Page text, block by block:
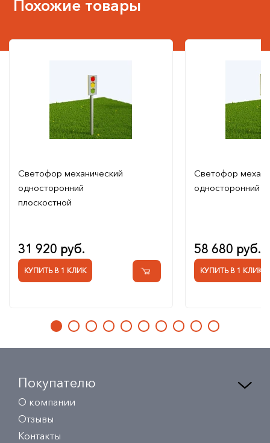
Похожие товары
Светофор механический
односторонний
плоскостной
31 920 руб.
КУПИТЬ В 1 КЛИК
Светофор
односторонний
58 680 руб.
КУПИТЬ В 1 КЛИК
Покупателю
О компании
Отзывы
Контакты